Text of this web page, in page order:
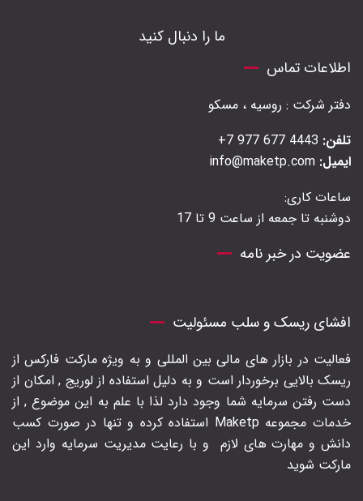
ما را دنبال کنید
اطلاعات تماس
دفتر شرکت : روسیه ، مسکو
تلفن:
ایمیل:
ساعات کاری:
دوشنبه تا جمعه از ساعت 9 تا 17
عضویت در خبر نامه
افشای ریسک و سلب مسئولیت
فعالیت در بازار های مالی بین المللی و به ویژه مارکت فارکس از
ریسک بالایی برخوردار است و به دلیل استفاده از لوریج , امکان از
دست رفتن سرمایه شما وجود دارد لذا با علم به این موضوع , از
خدمات مجموعه Maketp استفاده کرده و تنها در صورت کسب
دانش و مهارت های لازم و با رعایت مدیریت سرمایه وارد این
مارکت شوید